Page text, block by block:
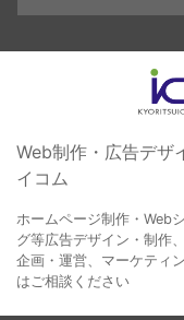
名刺
一般印刷 （オンデマン
ユニバーサル・コミュニ
周年事業
採用プロモーション
イラスト・キャラクター
ロゴデザイン・CI設計
コピー・ライティング
電子ブック制作
自社メディア
Web制作・広告デザ
イコム
ホームページ制作・Web
グ等広告デザイン・制作
企画・運営、マーケティ
はご相談ください